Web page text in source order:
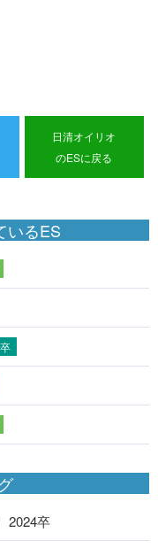
日清オイリオ
のESに戻る
いるES
2024卒